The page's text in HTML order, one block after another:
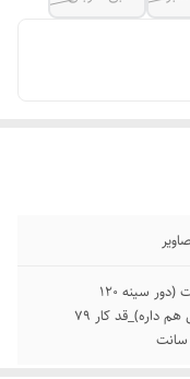
📏 عرض کار 60 سانت (دور سینه 120
سانت_کشسانی خوبی هم داره)_قد کار 79